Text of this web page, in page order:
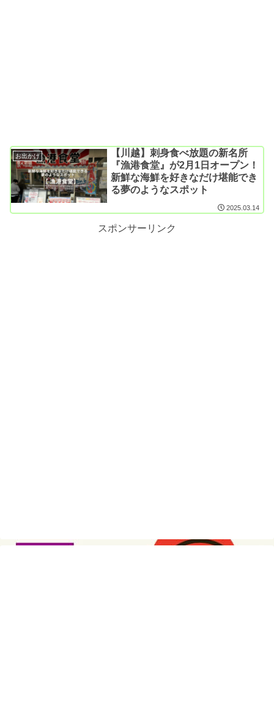
お出かけ
【川越】刺身食べ放題の新名所
『漁港食堂』が2月1日オープン！
新鮮な海鮮を好きなだけ堪能でき
る夢のようなスポット
2025.03.14
スポンサーリンク